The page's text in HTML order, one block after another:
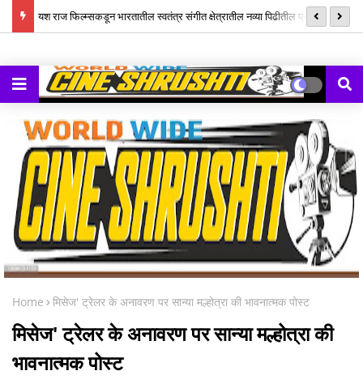
यश राज फिल्म्सकडून भारतातील स्वतंत्र संगीत क्षेत्रातील नव्या पिढीतील प्रतिभांना
Home मिसेज' ट्रेलर के अनावरण पर सान्या मल्होत्रा की भावनात्मक पोस्ट
मिसेज' ट्रेलर के अनावरण पर सान्या मल्होत्रा की
भावनात्मक पोस्ट